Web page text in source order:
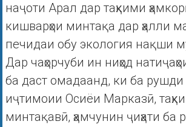
наҷоти Арал дар таҳкими
кишварҳои минтақа дар ҳалли
печидаи обу экология нақши
Дар чаҳорчуби ин ниҳод
ба даст омадаанд, ки ба рушди
иҷтимоии Осиёи Марказӣ,
минтақавӣ, ҳамчунин ҷиҳати ба